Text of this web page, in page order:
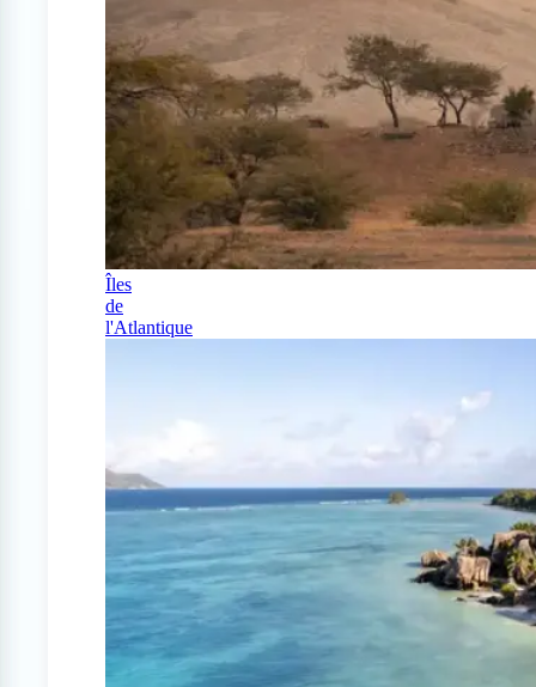
Îles
de
l'Atlantique